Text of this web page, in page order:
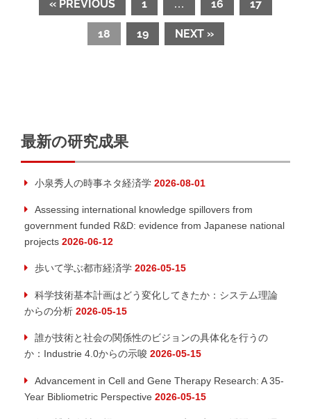
« PREVIOUS 1 … 16 17
18 19 NEXT »
最新の研究成果
小泉秀人の時事ネタ経済学 2026-08-01
Assessing international knowledge spillovers from
government funded R&D: evidence from Japanese national
projects 2026-06-12
歩いて学ぶ都市経済学 2026-05-15
科学技術基本計画はどう変化してきたか：システム理論
からの分析 2026-05-15
誰が技術と社会の関係性のビジョンの具体化を行うの
か：Industrie 4.0からの示唆 2026-05-15
Advancement in Cell and Gene Therapy Research: A 35-
Year Bibliometric Perspective 2026-05-15